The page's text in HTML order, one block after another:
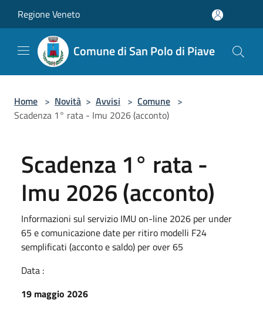
Regione Veneto
Comune di San Polo di Piave
Home > Novità > Avvisi > Comune >
Scadenza 1° rata - Imu 2026 (acconto)
Scadenza 1° rata -
Imu 2026 (acconto)
Informazioni sul servizio IMU on-line 2026 per under
65 e comunicazione date per ritiro modelli F24
semplificati (acconto e saldo) per over 65
Data :
19 maggio 2026